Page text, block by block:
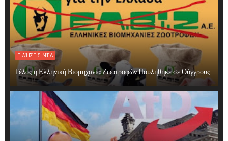
ΕΙΔΉΣΕΙΣ-ΝΈΑ
Τέλος η Ελληνική Βιομηχανία Ζωοτροφών Πουλήθηκε σε Ούγγρους